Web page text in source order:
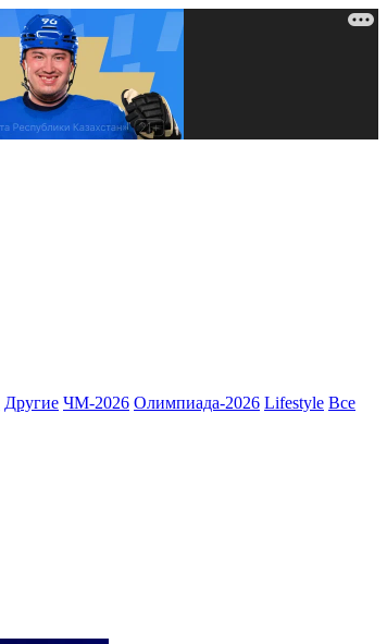
Другие ЧМ-2026 Олимпиада-2026 Lifestyle Все